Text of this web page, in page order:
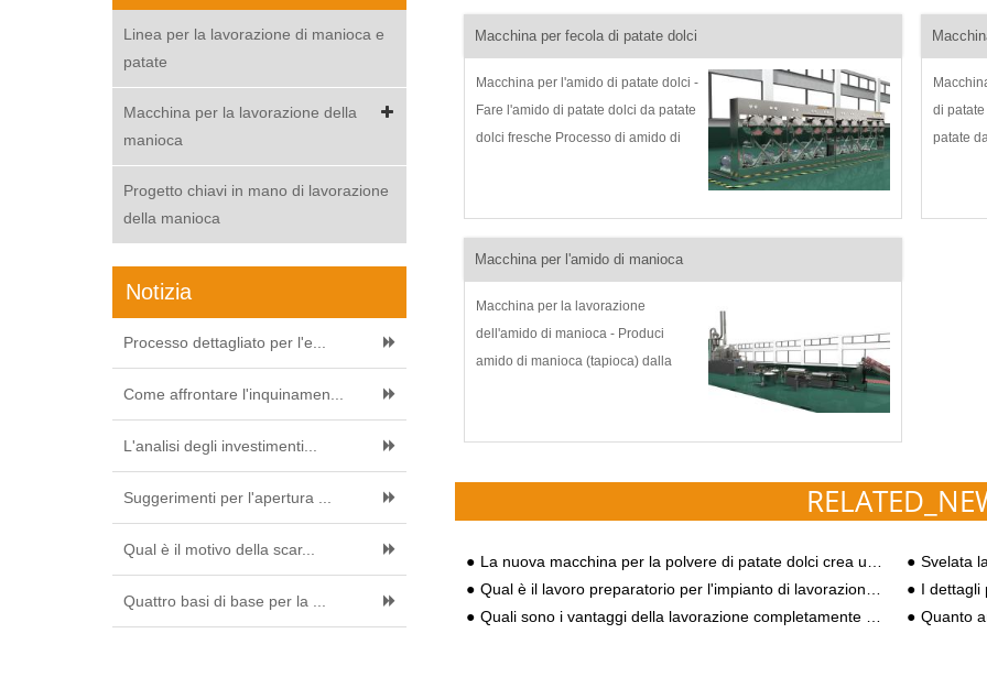
Linea per la lavorazione di manioca e
patate
Macchina per la lavorazione della
manioca
Progetto chiavi in mano di lavorazione
della manioca
Notizia
Processo dettagliato per l'e...
Come affrontare l'inquinamen...
L'analisi degli investimenti...
Suggerimenti per l'apertura ...
Qual è il motivo della scar...
Quattro basi di base per la ...
Macchina per fecola di patate dolci
Macchina per l'amido di patate dolci -
Fare l'amido di patate dolci da patate
dolci fresche Processo di amido di
sviluppato continuamente la
di
patate
sviluppa
Macchina per l'amido di manioca
Macchina per la lavorazione
dell'amido di manioca - Produci
amido di manioca (tapioca) dalla
flusso: Goodway ha sviluppato
La nuova macchina per la polvere di patate dolci crea un tasso di estrazione dell'amido efficiente
Svelata la base per la
Qual è il lavoro preparatorio per l'impianto di lavorazione della farina di manioca?
I dettagli
Quali sono i vantaggi della lavorazione completamente automatizzata dell'amido di manioca?
Quanto